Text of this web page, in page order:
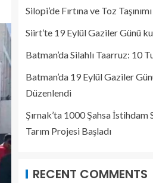
Silopi’de Fırtına ve Toz
Siirt’te 19 Eylül Gaziler Günü
Batman’da Silahlı Taarruz: 10
Batman’da 19 Eylül Gaziler
Düzenlendi
Şırnak’ta 1000 Şahsa İstihdam
Tarım Projesi Başladı
RECENT COMMENTS